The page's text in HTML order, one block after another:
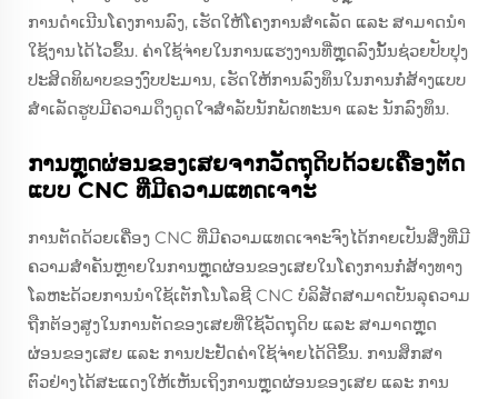
ການດໍາເນີນໂຄງການລົງ, ເຮັດໃຫ້ໂຄງການສໍາເລັດ ແລະ ສາມາດນໍາ
ໃຊ້ງານໄດ້ໄວຂຶ້ນ. ຄ່າໃຊ້ຈ່າຍໃນການແຮງງານທີ່ຫຼຸດລົງນັ້ນຊ່ວຍປັບປຸງ
ປະສິດທິພາບຂອງງົບປະມານ, ເຮັດໃຫ້ການລົງທຶນໃນການກໍ່ສ້າງແບບ
ສໍາເລັດຮູບມີຄວາມດຶງດູດໃຈສໍາລັບນັກພັດທະນາ ແລະ ນັກລົງທຶນ.
ການຫຼຸດຜ່ອນຂອງເສຍຈາກວັດຖຸດິບດ້ວຍເຄື່ອງຕັດ
ແບບ CNC ທີ່ມີຄວາມແທດເຈາະ
ການຕັດດ້ວຍເຄື່ອງ CNC ທີ່ມີຄວາມແທດເຈາະຈົງໄດ້ກາຍເປັນສິ່ງທີ່ມີ
ຄວາມສຳຄັນຫຼາຍໃນການຫຼຸດຜ່ອນຂອງເສຍໃນໂຄງການກໍ່ສ້າງທາງ
ໂລຫະດ້ວຍການນຳໃຊ້ເຕັກໂນໂລຊີ CNC ບໍລິສັດສາມາດບັນລຸຄວາມ
ຖືກຕ້ອງສູງໃນການຕັດຂອງເສຍທີ່ໃຊ້ວັດຖຸດິບ ແລະ ສາມາດຫຼຸດ
ຜ່ອນຂອງເສຍ ແລະ ການປະຢັດຄ່າໃຊ້ຈ່າຍໄດ້ດີຂຶ້ນ. ການສຶກສາ
ຕົວຢ່າງໄດ້ສະແດງໃຫ້ເຫັນເຖິງການຫຼຸດຜ່ອນຂອງເສຍ ແລະ ການ